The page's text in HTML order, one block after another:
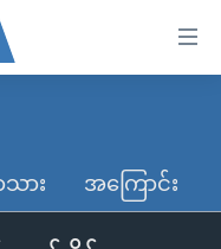
ား အကြောင်း